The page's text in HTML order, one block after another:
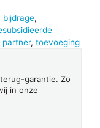
bijdrage,
partner, toevoeging
garantie. Zo
in onze